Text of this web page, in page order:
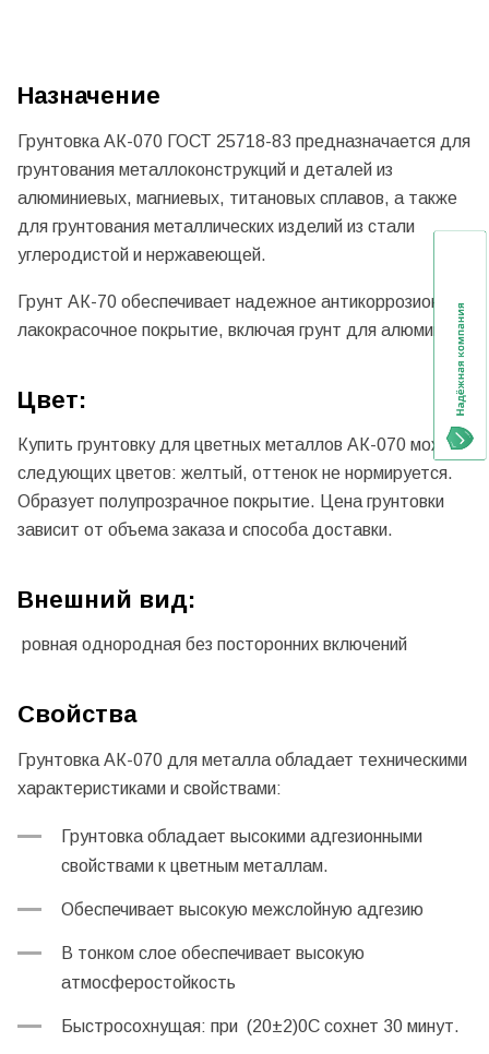
Назначение
Грунтовка АК-070 ГОСТ 25718-83 предназначается для
грунтования металлоконструкций и деталей из
алюминиевых, магниевых, титановых сплавов, а также
для грунтования металлических изделий из стали
углеродистой и нержавеющей.
Грунт АК-70 обеспечивает надежное антикоррозионное
лакокрасочное покрытие, включая грунт для алюминия.
Цвет:
Купить грунтовку для цветных металлов АК-070 можно
следующих цветов: желтый, оттенок не нормируется.
Образует полупрозрачное покрытие. Цена грунтовки
зависит от объема заказа и способа доставки.
Внешний вид:
ровная однородная без посторонних включений
Свойства
Грунтовка АК-070 для металла обладает техническими
характеристиками и свойствами:
Грунтовка обладает высокими адгезионными
свойствами к цветным металлам.
Обеспечивает высокую межслойную адгезию
В тонком слое обеспечивает высокую
атмосферостойкость
Быстросохнущая: при (20±2)0С сохнет 30 минут.